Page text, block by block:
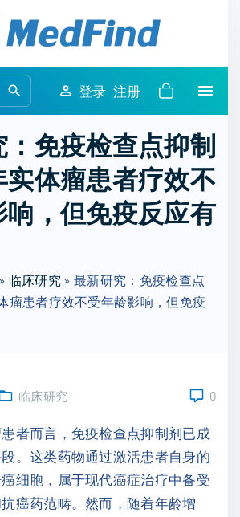
e
c
h
:
登录 注册
：免疫检查点抑制
实体瘤患者疗效不
响，但免疫反应有
临床研究 »最新研究：免疫检查点
瘤患者疗效不受年龄影响，但免疫
临床研究 0
者而言，免疫检查点抑制剂已成
。这类药物通过激活患者自身的
细胞，属于现代癌症治疗中备受
癌药范畴。然而，随着年龄增